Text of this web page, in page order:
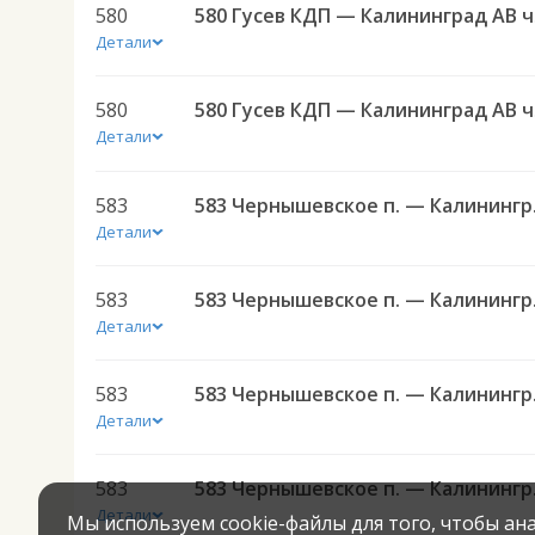
580
Детали
580
Детали
583
Детали
583
583
Детали
583
583
Детали
583
583
Детали
583
Мы используем cookie-файлы для того, чтобы